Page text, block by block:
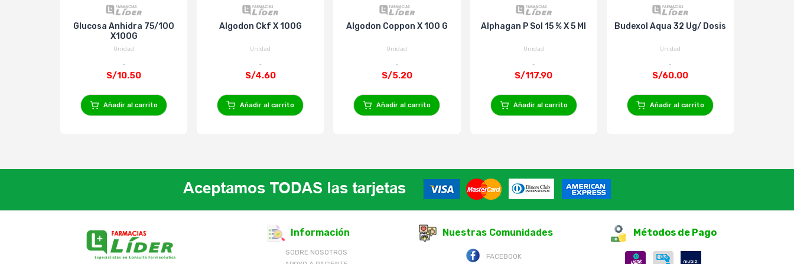
Glucosa Anhidra 75/100
X100G
Unidad
S/10.50
Añadir al carrito
Algodon Ckf X 100G
Unidad
S/4.60
Añadir al carrito
Algodon Coppon X 100 G
Unidad
S/5.20
Añadir al carrito
Alphagan P Sol 15 % X 5 Ml
Unidad
S/117.90
Añadir al carrito
Budexol Aqua 32 Ug/ Dosis
Unidad
S/60.00
Añadir al carrito
Información
SOBRE NOSOTROS
Nuestras Comunidades
FACEBOOK
Métodos de Pago